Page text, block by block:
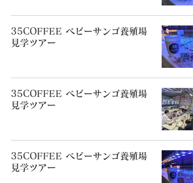
35COFFEE ベビーサンゴ養殖場
見学ツアー
35COFFEE ベビーサンゴ養殖場
見学ツアー
35COFFEE ベビーサンゴ養殖場
見学ツアー